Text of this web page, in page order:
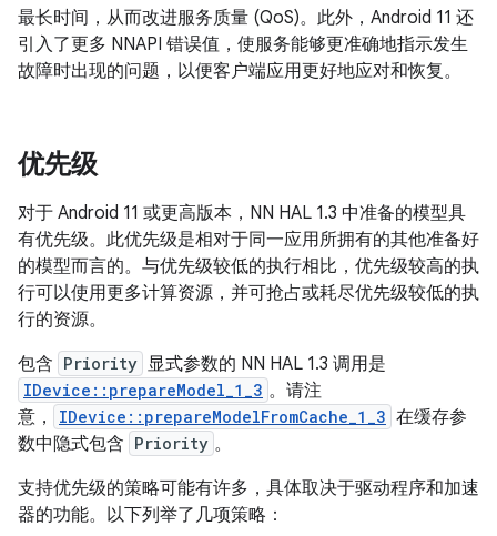
最长时间，从而改进服务质量 (QoS)。此外，Android 11 还
引入了更多 NNAPI 错误值，使服务能够更准确地指示发生
故障时出现的问题，以便客户端应用更好地应对和恢复。
优先级
对于 Android 11 或更高版本，NN HAL 1.3 中准备的模型具
有优先级。此优先级是相对于同一应用所拥有的其他准备好
的模型而言的。与优先级较低的执行相比，优先级较高的执
行可以使用更多计算资源，并可抢占或耗尽优先级较低的执
行的资源。
包含 Priority 显式参数的 NN HAL 1.3 调用是
IDevice::prepareModel_1_3 。请注
意，
IDevice::prepareModelFromCache_1_3 在缓存参
数中隐式包含 Priority 。
支持优先级的策略可能有许多，具体取决于驱动程序和加速
器的功能。以下列举了几项策略：